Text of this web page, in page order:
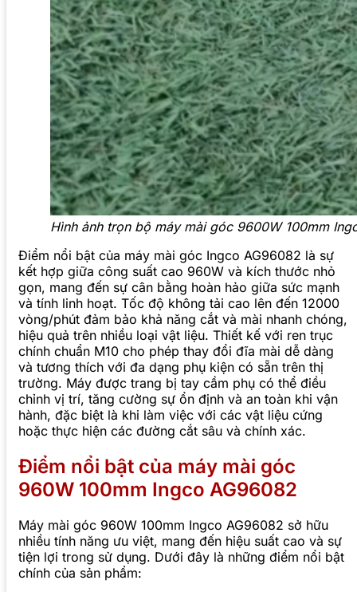
Hình ảnh trọn bộ máy mài góc 9600W 100mm
Điểm nổi bật của máy mài góc Ingco AG96082 là sự
kết hợp giữa công suất cao 960W và kích thước nhỏ
gọn, mang đến sự cân bằng hoàn hảo giữa sức mạnh
và tính linh hoạt. Tốc độ không tải cao lên đến 12000
vòng/phút đảm bảo khả năng cắt và mài nhanh chóng,
hiệu quả trên nhiều loại vật liệu. Thiết kế với ren trục
chính chuẩn M10 cho phép thay đổi đĩa mài dễ dàng
và tương thích với đa dạng phụ kiện có sẵn trên thị
trường. Máy được trang bị tay cầm phụ có thể điều
chỉnh vị trí, tăng cường sự ổn định và an toàn khi vận
hành, đặc biệt là khi làm việc với các vật liệu cứng
hoặc thực hiện các đường cắt sâu và chính xác.
Điểm nổi bật của máy mài góc
960W 100mm Ingco AG96082
Máy mài góc 960W 100mm Ingco AG96082 sở hữu
nhiều tính năng ưu việt, mang đến hiệu suất cao và sự
tiện lợi trong sử dụng. Dưới đây là những điểm nổi bật
chính của sản phẩm: